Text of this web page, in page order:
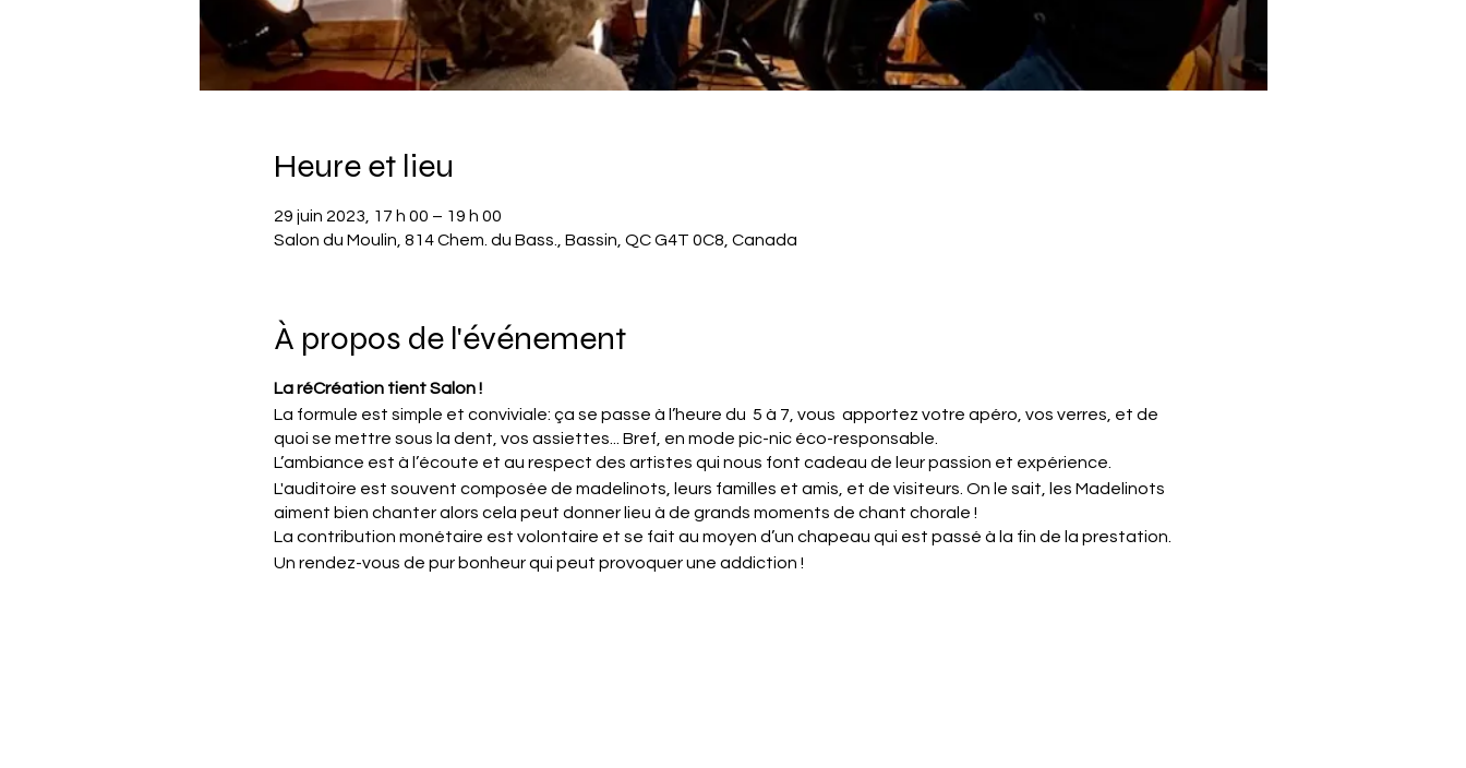
Heure et lieu
29 juin 2023, 17 h 00 – 19 h 00
Salon du Moulin, 814 Chem. du Bass., Bassin, QC G4T 0C8, Canada
À propos de l'événement
La réCréation tient Salon !
La formule est simple et conviviale: ça se passe à l’heure du 5 à 7, vous apportez votre apéro, vos verres, et de
quoi se mettre sous la dent, vos assiettes... Bref, en mode pic-nic éco-responsable.
L’ambiance est à l’écoute et au respect des artistes qui nous font cadeau de leur passion et expérience.
L'auditoire est souvent composée de madelinots, leurs familles et amis, et de visiteurs. On le sait, les Madelinots
aiment bien chanter alors cela peut donner lieu à de grands moments de chant chorale !
La contribution monétaire est volontaire et se fait au moyen d’un chapeau qui est passé à la fin de la prestation.
Un rendez-vous de pur bonheur qui peut provoquer une addiction !